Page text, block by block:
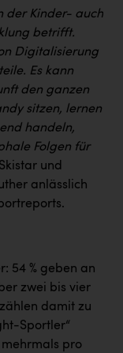
gmbh
der Kinder- auch
betrifft.
Digitalisierung
Es kann
den ganzen
sitzen, lernen
handeln,
Folgen für
und
anlässlich
54 % geben an
zwei bis vier
damit zu
Sportler“
mehrmals pro